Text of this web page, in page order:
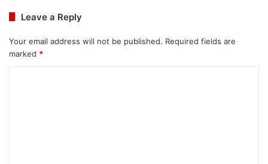
Leave a Reply
Your email address will not be published. Required fields are
marked *